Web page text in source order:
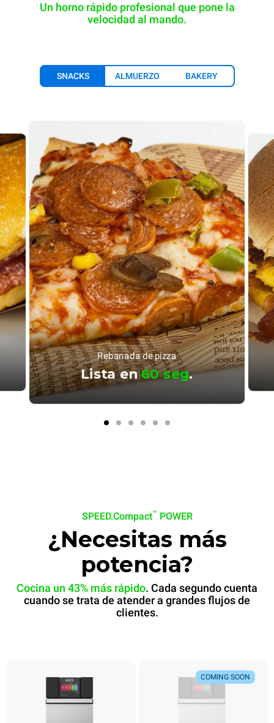
Un horno rápido profesional que pone la
velocidad al mando.
SNACKS ALMUERZO BAKERY
Rebanada de pizza
Lista en60 seg.
Listo en 60 seg.
Listo en 30 seg.
SPEED.Compact™ POWER
¿Necesitas más
potencia?
Cocina un 43% más rápido. Cada segundo cuenta
cuando se trata de atender a grandes flujos de
clientes.
COMING SOON
COMING SOON